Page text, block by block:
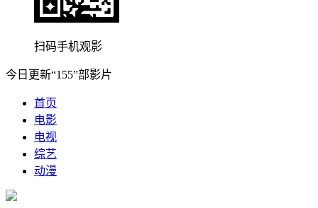
扫码手机观影
今日更新“155”部影片
首页
电影
电视
综艺
动漫